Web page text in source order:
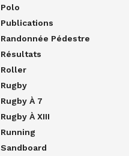
Polo
Publications
Randonnée Pédestre
Résultats
Roller
Rugby
Rugby À 7
Rugby À XIII
Running
Sandboard